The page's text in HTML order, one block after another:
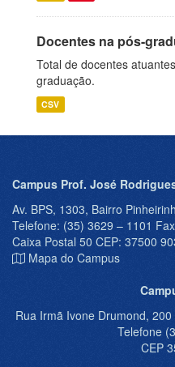
Docentes na pós-
Total de docentes
graduação.
CSV
Campus Prof. José
Av. BPS, 1303, Bairro
Telefone: (35) 3629 – 1101
Caixa Postal 50 CEP: 37500
Mapa do Campus
Rua Irmã Ivone Drumond,
Telefone
CEP